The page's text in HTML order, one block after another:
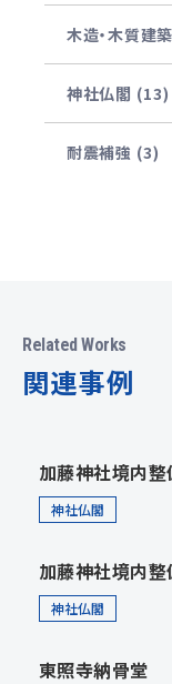
木造・木質建
神社仏閣 (13)
耐震補強 (3)
Related Works
関連事例
加藤神社境内
神社仏閣
加藤神社境内
神社仏閣
東照寺納骨堂